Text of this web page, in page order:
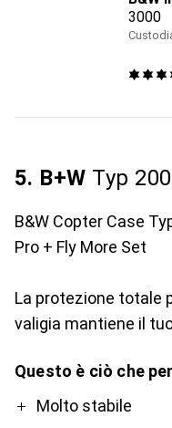
3000
5. B+W Typ
B&W Copter Case
Pro + Fly More Set
La protezione totale
valigia mantiene il
Questo è ciò che
ProMolto stabile